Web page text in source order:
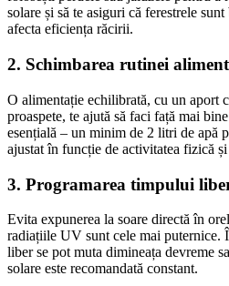
solare și să te asiguri că ferestrele
afecta eficiența răcirii.
2. Schimbarea rutinei
O alimentație echilibrată, cu un aport
proaspete, te ajută să faci față mai
esențială – un minim de 2 litri de apă
ajustat în funcție de activitatea fizică și
3. Programarea timpului
Evita expunerea la soare directă în
radiațiile UV sunt cele mai puternice.
liber se pot muta dimineața devreme
solare este recomandată constant.